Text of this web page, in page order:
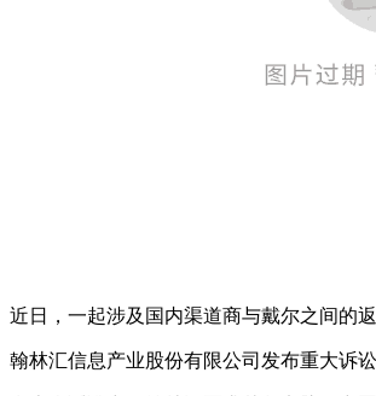
近日，一起涉及国内渠道商与戴尔之间的
翰林汇信息产业股份有限公司发布重大诉